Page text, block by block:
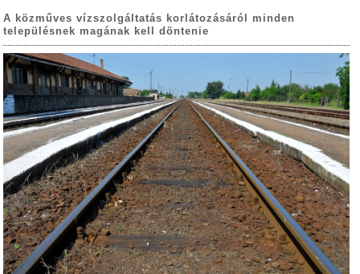
A közműves vízszolgáltatás korlátozásáról minden
településnek magának kell döntenie